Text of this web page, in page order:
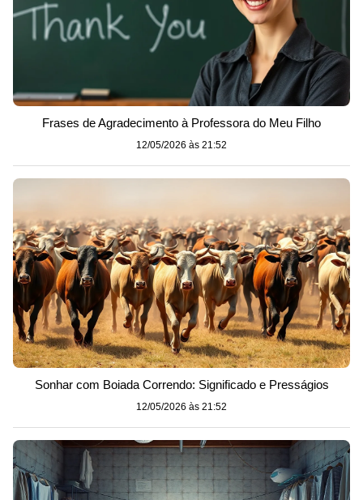
Frases de Agradecimento à Professora do Meu Filho
12/05/2026 às 21:52
Sonhar com Boiada Correndo: Significado e Presságios
12/05/2026 às 21:52